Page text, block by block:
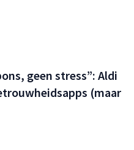
geen stress”: Aldi
(maar